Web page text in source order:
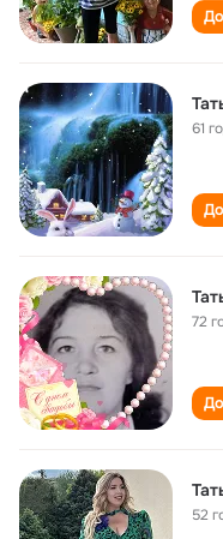
61
72
52